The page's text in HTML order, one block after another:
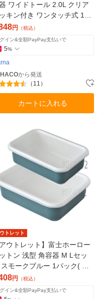
ワイドトール 2.0L クリア
キン付き ワンタッチ式 1個
ナ円 （税込）
イン&全額PayPay支払いで
5%
から発送
（11）
カートに入れる
トレット
アウトレット】富士ホーロー
トン 浅型 角容器 M Lセッ
スモークブルー 1パック( 浅
容器M・L各1)
円 （税込）
イン&全額PayPay支払いで